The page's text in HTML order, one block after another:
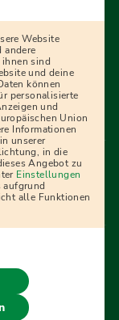
Start in den
die was werden
Mediadaten
Cookies
vorbehalten.
Website
andere
sind
und deine
können
personalisierte
und
Union
Informationen
unserer
in die
Angebot zu
Einstellungen
aufgrund
alle Funktionen